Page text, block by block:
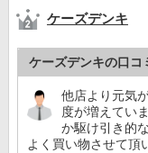
ケーズデンキ
ケーズデンキの口コ
他店より元気
度が増えてい
か駆け引き的
よく買い物させて頂